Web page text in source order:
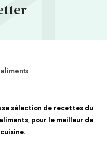
sélection de recettes du
pour le meilleur de